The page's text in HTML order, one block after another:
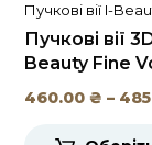
Пучкові вії I-
Пучкові вії
Beauty Fine
460.00₴ –